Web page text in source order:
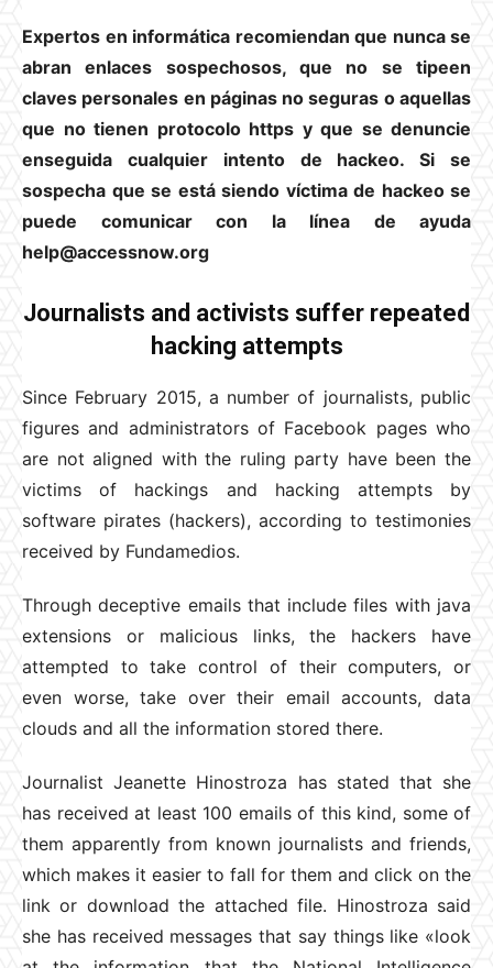
Expertos en informática recomiendan que nunca se
abran enlaces sospechosos, que no se tipeen
claves personales en páginas no seguras o aquellas
que no tienen protocolo https y que se denuncie
enseguida cualquier intento de hackeo. Si se
sospecha que se está siendo víctima de hackeo se
puede comunicar con la línea de ayuda
help@accessnow.org
Journalists and activists suffer repeated
hacking attempts
Since February 2015, a number of journalists, public
figures and administrators of Facebook pages who
are not aligned with the ruling party have been the
victims of hackings and hacking attempts by
software pirates (hackers), according to testimonies
received by Fundamedios.
Through deceptive emails that include files with java
extensions or malicious links, the hackers have
attempted to take control of their computers, or
even worse, take over their email accounts, data
clouds and all the information stored there.
Journalist Jeanette Hinostroza has stated that she
has received at least 100 emails of this kind, some of
them apparently from known journalists and friends,
which makes it easier to fall for them and click on the
link or download the attached file. Hinostroza said
she has received messages that say things like «look